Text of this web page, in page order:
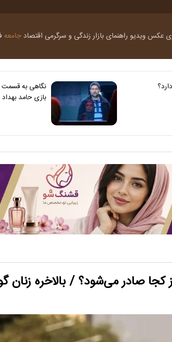
عکس ویدیو راهنمای بازارزندگی و سرگرمی اقتصاد جامعه
نگاهی به قسمت
بازی حامد
کجا صادر می‌شود؟ / بالاخره زنان